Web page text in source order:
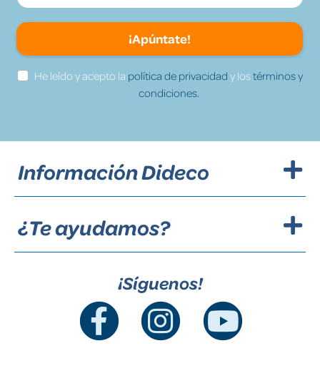
¡Apúntate!
He leído y acepto la política de privacidad y lostérminos y
condiciones.
Información Dideco
¿Te ayudamos?
¡Síguenos!